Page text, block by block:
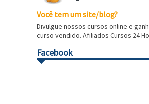
Você tem um site/blog?
Divulgue nossos cursos online e
curso vendido. Afiliados Cursos 24
Facebook